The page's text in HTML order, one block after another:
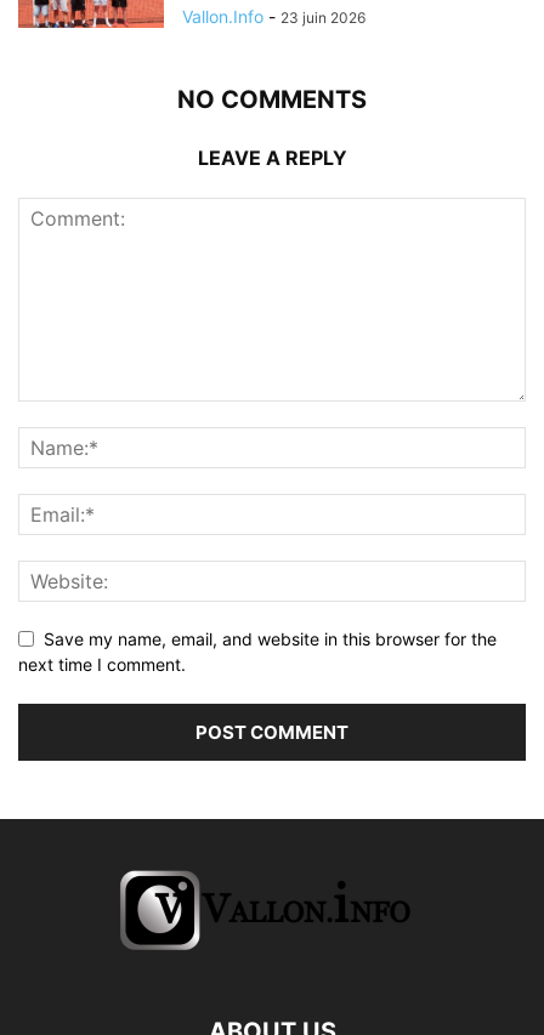
Vallon.Info - 23 juin 2026
NO COMMENTS
LEAVE A REPLY
Save my name, email, and website in this browser for the
next time I comment.